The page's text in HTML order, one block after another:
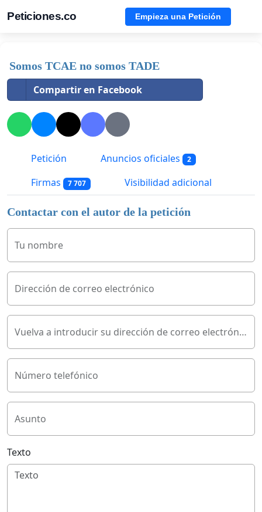
Peticiones.co Empieza una Petición
Somos TCAE no somos TADE
Compartir en Facebook
Petición Anuncios oficiales 2
Firmas 7 707 Visibilidad adicional
Contactar con el autor de la petición
Tu nombre
Dirección de correo electrónico
Vuelva a introducir su dirección de correo electrónico
Número telefónico
Asunto
Texto